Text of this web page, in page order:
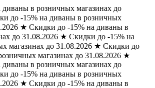
в розничных магазинах до
до -15% на диваны в розничных
★ Скидки до -15% на диваны в
до 31.08.2026 ★ Скидки до -15% на
магазинах до 31.08.2026 ★ Скидки до
магазинах до 31.08.2026 ★
в розничных магазинах до
до -15% на диваны в розничных
★ Скидки до -15% на диваны в